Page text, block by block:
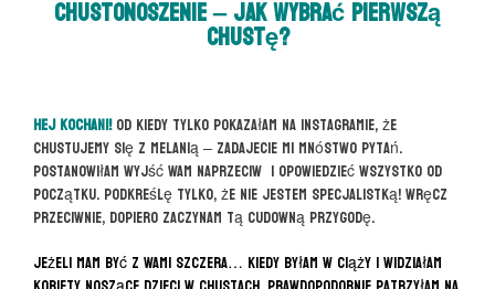
CHUSTONOSZENIE – jak wybrać pierwszą
chustę?
Hej Kochani!Od kiedy tylko pokazałam na instagramie, że
chustujemy się z Melanią – zadajecie mi mnóstwo pytań.
Postanowiłam wyjść Wam naprzeciw i opowiedzieć wszystko od
początku. Podkreślę tylko, że nie jestem specjalistką! Wręcz
przeciwnie, dopiero zaczynam tą cudowną przygodę.
Jeżeli mam być z Wami szczera… Kiedy byłam w ciąży i widziałam